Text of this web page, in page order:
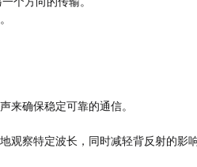
来确保稳定可靠的通信。
观察特定波长，同时减轻背反射的影